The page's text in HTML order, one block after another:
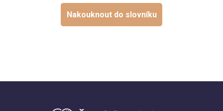
Nakouknout do slovníku